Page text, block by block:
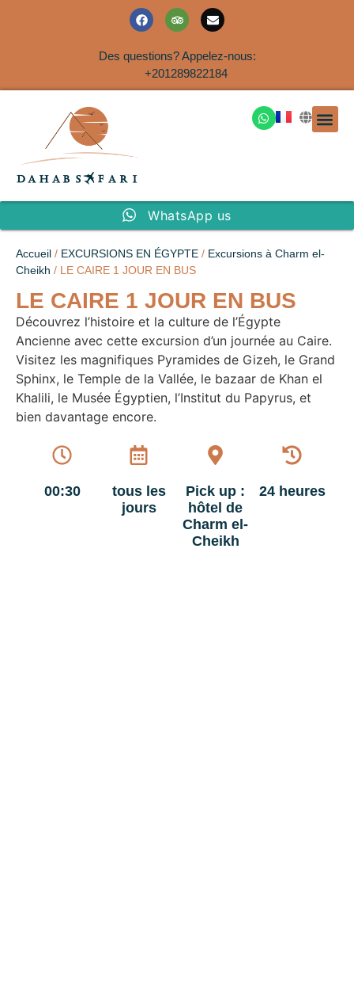
Des questions? Appelez-nous:
+201289822184
WhatsApp us
Accueil / EXCURSIONS EN ÉGYPTE / Excursions à Charm el-
Cheikh / LE CAIRE 1 JOUR EN BUS
LE CAIRE 1 JOUR EN BUS
Découvrez l’histoire et la culture de l’Égypte
Ancienne avec cette excursion d’un journée au Caire.
Visitez les magnifiques Pyramides de Gizeh, le Grand
Sphinx, le Temple de la Vallée, le bazaar de Khan el
Khalili, le Musée Égyptien, l’Institut du Papyrus, et
bien davantage encore.
00:30
tous les
jours
Pick up :
hôtel de
Charm el-
Cheikh
24 heures